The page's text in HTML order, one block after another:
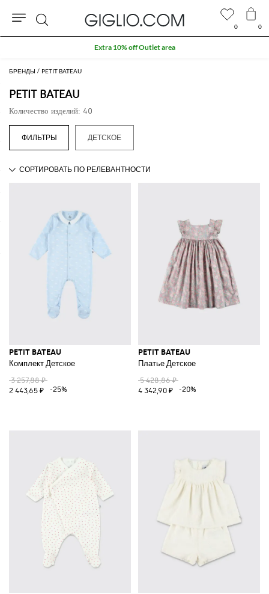
БРЕНДЫ PETIT BATEAU
PETIT BATEAU
Количество изделий: 40
ДЕТСКОЕ
PETIT BATEAU
Комплект Детское
3 257,88 ₽
2 443,65 ₽
-25%
PETIT BATEAU
Платье Детское
5 428,86 ₽
4 342,90 ₽
-20%
0 0
Поиск
Extra 10% off Outlet area